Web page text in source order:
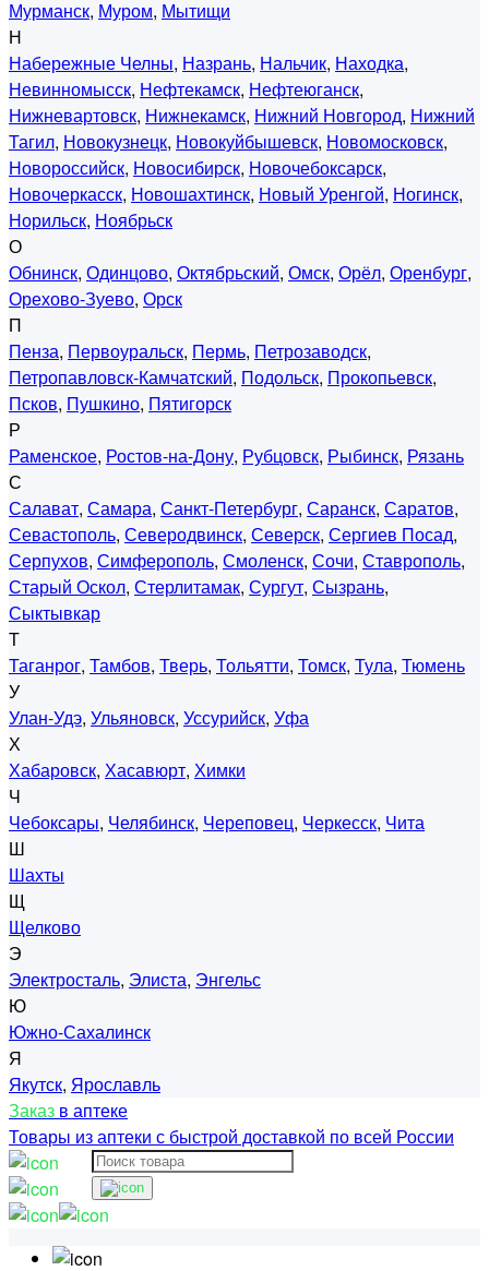
Мурманск, Муром, Мытищи
Н
Набережные Челны, Назрань, Нальчик, Находка,
Невинномысск, Нефтекамск, Нефтеюганск,
Нижневартовск, Нижнекамск, Нижний Новгород, Нижний
Тагил, Новокузнецк, Новокуйбышевск, Новомосковск,
Новороссийск, Новосибирск, Новочебоксарск,
Новочеркасск, Новошахтинск, Новый Уренгой, Ногинск,
Норильск, Ноябрьск
О
Обнинск, Одинцово, Октябрьский, Омск, Орёл, Оренбург,
Орехово-Зуево, Орск
П
Пенза, Первоуральск, Пермь, Петрозаводск,
Петропавловск-Камчатский, Подольск, Прокопьевск,
Псков, Пушкино, Пятигорск
Р
Раменское, Ростов-на-Дону, Рубцовск, Рыбинск, Рязань
С
Салават, Самара, Санкт-Петербург, Саранск, Саратов,
Севастополь, Северодвинск, Северск, Сергиев Посад,
Серпухов, Симферополь, Смоленск, Сочи, Ставрополь,
Старый Оскол, Стерлитамак, Сургут, Сызрань,
Сыктывкар
Т
Таганрог, Тамбов, Тверь, Тольятти, Томск, Тула, Тюмень
У
Улан-Удэ, Ульяновск, Уссурийск, Уфа
Х
Хабаровск, Хасавюрт, Химки
Ч
Чебоксары, Челябинск, Череповец, Черкесск, Чита
Ш
Шахты
Щ
Щелково
Э
Электросталь, Элиста, Энгельс
Ю
Южно-Сахалинск
Я
Якутск, Ярославль
Заказ в аптеке
Товары из аптеки с быстрой доставкой по всей России